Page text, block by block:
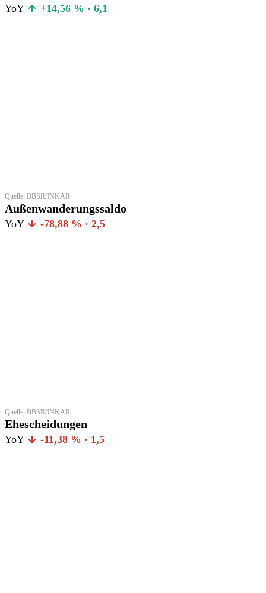
YoY +14,56 % · 6,1
Quelle: BBSR/INKAR
Außenwanderungssaldo
YoY -78,88 % · 2,5
Quelle: BBSR/INKAR
Ehescheidungen
YoY -11,38 % · 1,5